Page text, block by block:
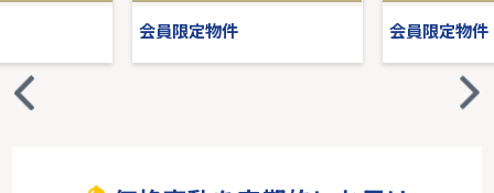
会員限定物件 会員限定物件